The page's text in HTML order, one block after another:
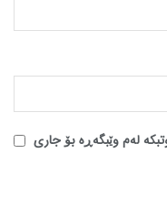
لەم وێبگەڕە بۆ جاری